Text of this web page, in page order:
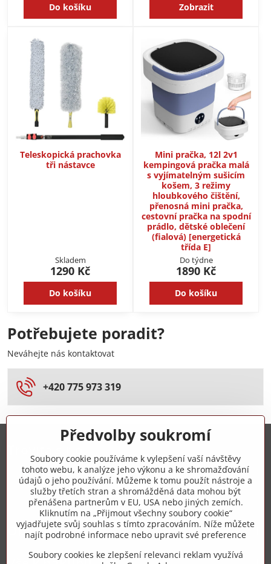
Do košíku Zobrazit
Teleskopická prachovka
tři nástavce
Skladem
1290 Kč
Do košíku
Mini pračka, 12l 2v1
kempingová pračka malá
s vyjímatelným sušicím
košem, 3 režimy
hloubkového čištění,
přenosná mini pračka,
cestovní pračka na spodní
prádlo, dětské oblečení
(fialová) [energetická
třída E]
Do týdne
1890 Kč
Do košíku
Potřebujete poradit?
Neváhejte nás kontaktovat
+420 775 973 319
+420 775 973 319
info​@zipzop​.cz
Objednávky
Předvolby soukromí
Soubory cookie používáme k vylepšení vaší návštěvy
tohoto webu, k analýze jeho výkonu a ke shromažďování
údajů o jeho používání. Můžeme k tomu použít nástroje a
služby třetích stran a shromážděná data mohou být
přenášena partnerům v EU, USA nebo jiných zemích.
Kliknutím na „Přijmout všechny soubory cookie“
vyjadřujete svůj souhlas s tímto zpracováním. Níže můžete
najít podrobné informace nebo upravit své preference
Soubory cookies ke zlepšení relevanci reklam využívá